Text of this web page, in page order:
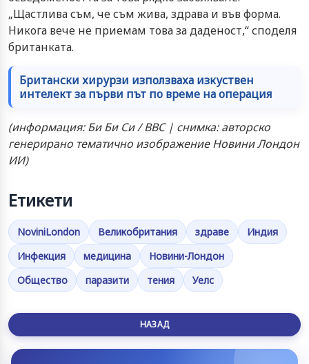
„Щастлива съм, че съм жива, здрава и във форма.
Никога вече не приемам това за даденост,“ споделя
британката.
Британски хирурзи използваха изкуствен
интелект за първи път по време на операция
(информация: Би Би Си / BBC | снимка: авторско
генерирано тематично изображение Новини Лондон
ИИ)
Етикети
NoviniLondon Великобритания здраве
Индия
Инфекция
медицина
Новини-Лондон
Общество
паразити тения Уелс
НАЗАД